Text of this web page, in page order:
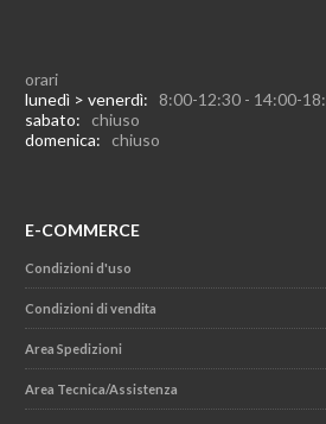
orari
lunedì > venerdì: 8:00-12:30 - 14:00-
sabato: chiuso
domenica: chiuso
E-COMMERCE
Condizioni d'uso
Condizioni di vendita
Area Spedizioni
Area Tecnica/Assistenza